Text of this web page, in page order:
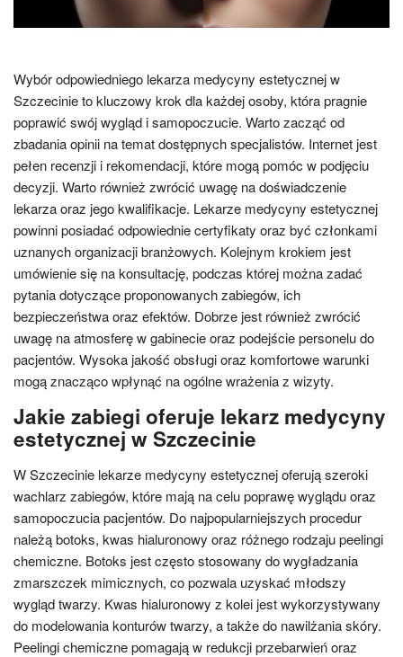
Wybór odpowiedniego lekarza medycyny estetycznej w
Szczecinie to kluczowy krok dla każdej osoby, która pragnie
poprawić swój wygląd i samopoczucie. Warto zacząć od
zbadania opinii na temat dostępnych specjalistów. Internet jest
pełen recenzji i rekomendacji, które mogą pomóc w podjęciu
decyzji. Warto również zwrócić uwagę na doświadczenie
lekarza oraz jego kwalifikacje. Lekarze medycyny estetycznej
powinni posiadać odpowiednie certyfikaty oraz być członkami
uznanych organizacji branżowych. Kolejnym krokiem jest
umówienie się na konsultację, podczas której można zadać
pytania dotyczące proponowanych zabiegów, ich
bezpieczeństwa oraz efektów. Dobrze jest również zwrócić
uwagę na atmosferę w gabinecie oraz podejście personelu do
pacjentów. Wysoka jakość obsługi oraz komfortowe warunki
mogą znacząco wpłynąć na ogólne wrażenia z wizyty.
Jakie zabiegi oferuje lekarz medycyny
estetycznej w Szczecinie
W Szczecinie lekarze medycyny estetycznej oferują szeroki
wachlarz zabiegów, które mają na celu poprawę wyglądu oraz
samopoczucia pacjentów. Do najpopularniejszych procedur
należą botoks, kwas hialuronowy oraz różnego rodzaju peelingi
chemiczne. Botoks jest często stosowany do wygładzania
zmarszczek mimicznych, co pozwala uzyskać młodszy
wygląd twarzy. Kwas hialuronowy z kolei jest wykorzystywany
do modelowania konturów twarzy, a także do nawilżania skóry.
Peelingi chemiczne pomagają w redukcji przebarwień oraz